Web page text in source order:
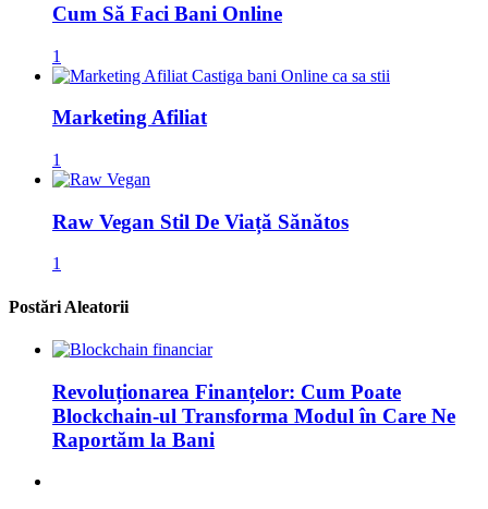
Cum Să Faci Bani Online
1
Marketing Afiliat
1
Raw Vegan Stil De Viață Sănătos
1
Postări Aleatorii
Revoluționarea Finanțelor: Cum Poate
Blockchain-ul Transforma Modul în Care Ne
Raportăm la Bani